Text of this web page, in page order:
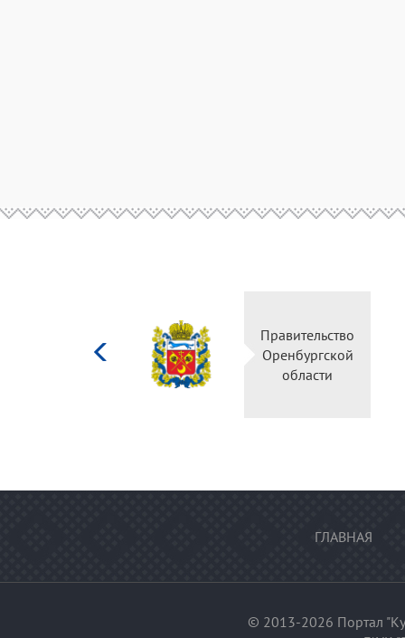
Правительство
Оренбургской
области
ГЛАВНАЯ
© 2013-2026 Портал